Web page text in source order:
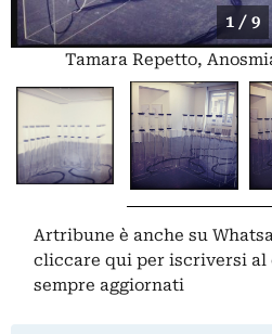
1 / 9
Tamara Repetto,
Artribune è anche su
cliccare qui per iscriversi al
sempre aggiornati